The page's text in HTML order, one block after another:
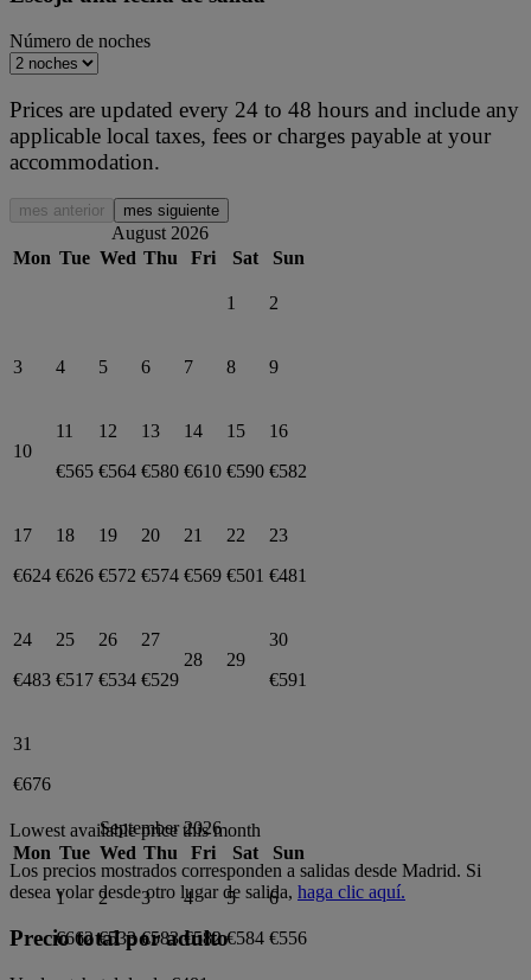
Número de noches
Prices are updated every 24 to 48 hours and include any
applicable local taxes, fees or charges payable at your
accommodation.
mes anterior mes siguiente
August 2026
Mon Tue Wed Thu Fri Sat Sun
1 2
3 4 5 6 7 8 9
10
11
€565
12
€564
13
€580
14
€610
15
€590
16
€582
17
€624
18
€626
19
€572
20
€574
21
€569
22
€501
23
€481
24
€483
25
€517
26
€534
27
€529
28 29
30
€591
31
€676
September 2026
Mon Tue Wed Thu Fri Sat Sun
1
€662
2
€533
3
€583
4
€582
5
€584
6
€556
Lowest available price this month
Los precios mostrados corresponden a salidas desde Madrid. Si
desea volar desde otro lugar de salida, haga clic aquí.
Precio total por adulto